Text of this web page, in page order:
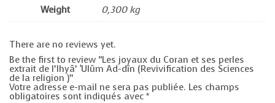
Weight 0,300 kg
There are no reviews yet.
Be the first to review “Les joyaux du Coran et ses perles
extrait de l’Ihyâ’ ‘Ulûm Ad-dîn (Revivification des Sciences
de la religion )”
Votre adresse e-mail ne sera pas publiée. Les champs
obligatoires sont indiqués avec *